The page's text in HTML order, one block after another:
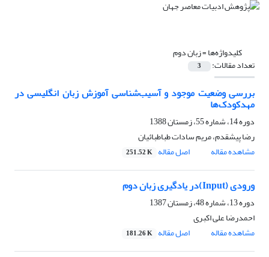
کلیدواژه‌ها =زبان دوم
تعداد مقالات: 3
بررسی وضعیت موجود و آسیب‌شناسی آموزش زبان انگلیسی در
مهد‌کودک‌ها
دوره 14، شماره 55، زمستان 1388
رضا پیشقدم، مریم سادات طباطبائیان
مشاهده مقاله
اصل مقاله 251.52 K
ورودی (Input)در یادگیری زبان دوم
دوره 13، شماره 48، زمستان 1387
احمدرضا علی اکبری
مشاهده مقاله
اصل مقاله 181.26 K